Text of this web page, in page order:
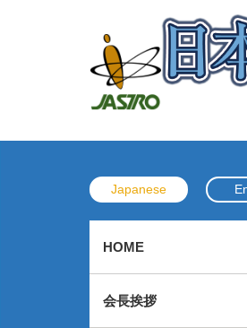
Japanese
HOME
会長挨拶